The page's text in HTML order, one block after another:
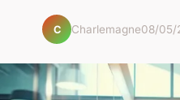
C Charlemagne08/05/